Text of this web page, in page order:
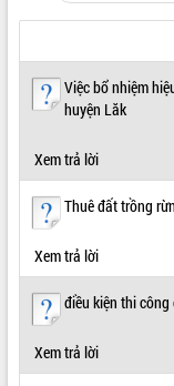
VĂN BẢN HĐND TỈNH
QUY HOẠCH - KẾ HOẠCH
Việc bổ nhiệm
huyện Lăk
Xem trả lời
Thuê đất trồng
Xem trả lời
điều kiện thi công
Xem trả lời